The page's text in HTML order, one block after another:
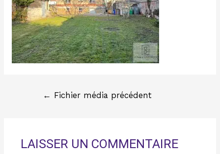
← Fichier média précédent
LAISSER UN COMMENTAIRE